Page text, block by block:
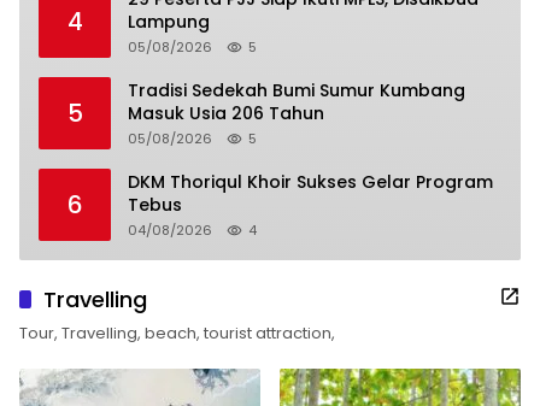
4
Lampung
05/08/2026 5
5
Tradisi Sedekah Bumi Sumur Kumbang
Masuk Usia 206 Tahun
05/08/2026 5
6
DKM Thoriqul Khoir Sukses Gelar Program
Tebus
04/08/2026 4
Travelling
Tour, Travelling, beach, tourist attraction,